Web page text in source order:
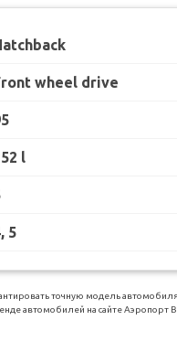
wheel drive
l
5
точную модель автомобиля
автомобилей на сайте Аэропорт